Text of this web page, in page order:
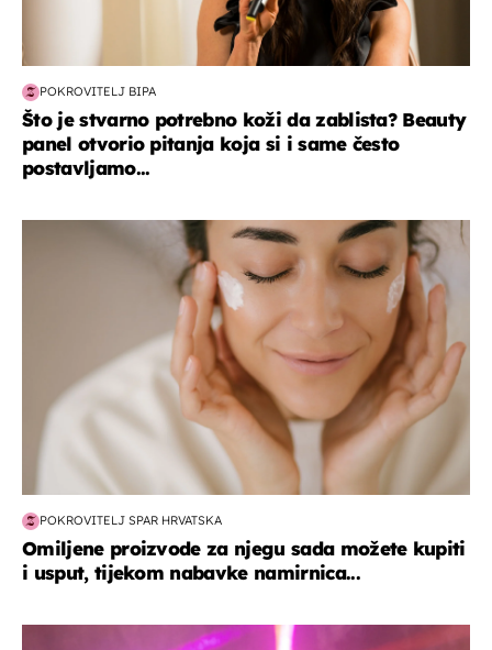
POKROVITELJ BIPA
Što je stvarno potrebno koži da zablista? Beauty
panel otvorio pitanja koja si i same često
postavljamo...
moda & ljepota
POKROVITELJ SPAR HRVATSKA
Omiljene proizvode za njegu sada možete kupiti
i usput, tijekom nabavke namirnica...